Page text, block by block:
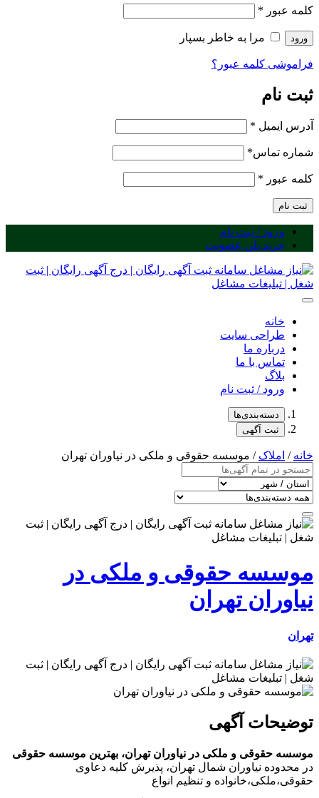
کلمه عبور *
ورود مرا به خاطر بسپار
فراموشی کلمه عبور؟
ثبت نام
آدرس ایمیل *
شماره تماس*
کلمه عبور *
ثبت نام
ورود / ثبت نام
خرید پلن عضویت
خانه
طراحی سایت
درباره ما
تماس با ما
بلاگ
ورود / ثبت نام
دسته‌بندی‌ها
ثبت آگهی
خانه/ املاک/ موسسه حقوقی و ملکی در نیاوران تهران
موسسه حقوقی و ملکی در
نیاوران تهران
تهران
توضیحات آگهی
موسسه حقوقی و ملکی در نیاوران تهران، بهترین موسسه حقوقی
در محدوده نیاوران شمال تهران، پذیرش کلیه دعاوی
حقوقی،ملکی،خانواده و تنظیم انواع